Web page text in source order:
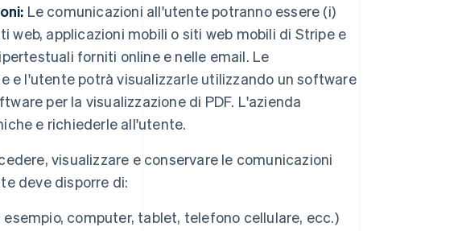
Le comunicazioni all'utente potranno essere (i)
applicazioni mobili o siti web mobili di Stripe e
forniti online e nelle email. Le
e l'utente potrà visualizzarle utilizzando un software
per la visualizzazione di PDF. L'azienda
e richiederle all'utente.
visualizzare e conservare le comunicazioni
deve disporre di:
computer, tablet, telefono cellulare, ecc.)